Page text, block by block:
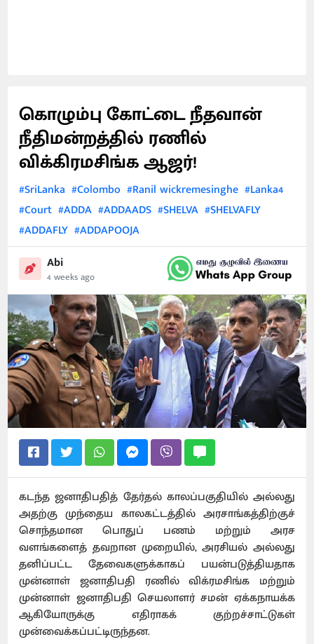
கொழும்பு கோட்டை நீதவான்
நீதிமன்றத்தில் ரணில்
விக்கிரமசிங்க ஆஜர்!
#SriLanka #Colombo #Ranil wickremesinghe #Lanka4
#Court #ADDA #ADDAADS #SHELVA #SHELVAFLY
#ADDAFLY #ADDAPOOJA
Abi
4 weeks ago
கடந்த ஜனாதிபதித் தேர்தல் காலப்பகுதியில் அல்லது
அதற்கு முந்தைய காலகட்டத்தில் அரசாங்கத்திற்குச்
சொந்தமான பொதுப் பணம் மற்றும் அரச
வளங்களைத் தவறான முறையில், அரசியல் அல்லது
தனிப்பட்ட தேவைகளுக்காகப் பயன்படுத்தியதாக
முன்னாள் ஜனாதிபதி ரணில் விக்ரமசிங்க மற்றும்
முன்னாள் ஜனாதிபதி செயலாளர் சமன் ஏக்கநாயக்க
ஆகியோருக்கு எதிராகக் குற்றச்சாட்டுகள்
முன்வைக்கப்பட்டிருந்தன.